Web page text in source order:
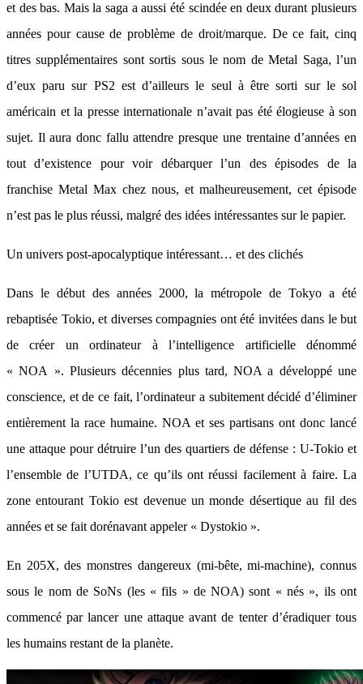
et des bas. Mais la saga a aussi été scindée en deux durant plusieurs
années pour cause de problème de droit/marque. De ce fait, cinq
titres supplémentaires sont sortis sous le nom de Metal Saga, l’un
d’eux paru sur PS2 est d’ailleurs le seul à être sorti sur le sol
américain et la presse internationale n’avait pas été élogieuse à son
sujet. Il aura donc fallu attendre presque une trentaine d’années en
tout d’existence pour voir débarquer l’un des épisodes de la
franchise Metal Max chez nous, et malheureusement, cet épisode
n’est pas le plus réussi, malgré des idées intéressantes sur le papier.
Un univers post-apocalyptique intéressant… et des clichés
Dans le début des années 2000, la métropole de Tokyo a été
rebaptisée Tokio, et diverses compagnies ont été invitées dans le but
de créer un ordinateur à l’intelligence artificielle dénommé
« NOA ». Plusieurs décennies plus tard, NOA a développé une
conscience, et de ce fait, l’ordinateur a subitement décidé d’éliminer
entièrement la race humaine. NOA et ses partisans ont donc lancé
une attaque pour détruire l’un des quartiers de défense : U-Tokio et
l’ensemble de l’UTDA, ce qu’ils ont réussi facilement à faire. La
zone entourant Tokio est devenue un monde désertique au fil des
années et se fait dorénavant appeler « Dystokio ».
En 205X, des monstres dangereux (mi-bête, mi-machine), connus
sous le nom de SoNs (les « fils » de NOA) sont « nés », ils ont
commencé par lancer une attaque avant de tenter d’éradiquer tous
les humains restant de la planète.